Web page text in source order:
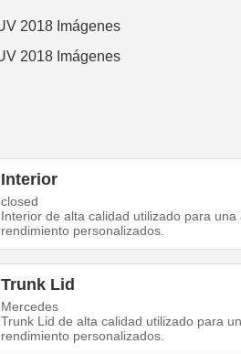
Interior
closed
Interior de alta calidad utilizado para una
rendimiento personalizados.
Trunk Lid
Mercedes
Trunk Lid de alta calidad utilizado para
rendimiento personalizados.